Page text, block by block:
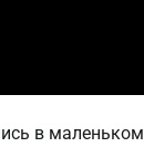
в маленьком